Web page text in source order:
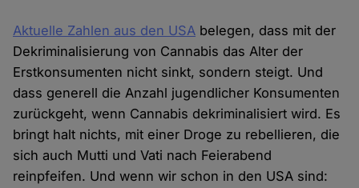
Aktuelle Zahlen aus den USA belegen, dass mit der
Dekriminalisierung von Cannabis das Alter der
Erstkonsumenten nicht sinkt, sondern steigt. Und
dass generell die Anzahl jugendlicher Konsumenten
zurückgeht, wenn Cannabis dekriminalisiert wird. Es
bringt halt nichts, mit einer Droge zu rebellieren, die
sich auch Mutti und Vati nach Feierabend
reinpfeifen. Und wenn wir schon in den USA sind: